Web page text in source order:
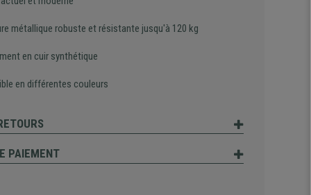
métallique robuste et résistante jusqu'à 120 kg
en cuir synthétique
en différentes couleurs
PAIEMENT